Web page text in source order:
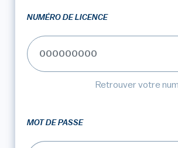
NUMÉRO DE LICENCE
Retrouver votre
MOT DE PASSE